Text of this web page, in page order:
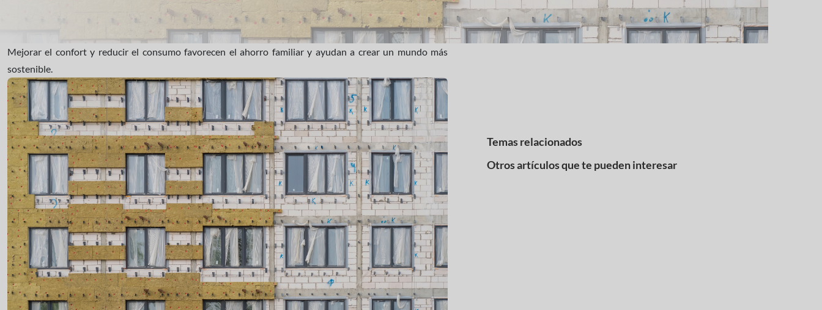
Mejorar el confort y reducir el consumo favorecen el ahorro familiar y ayudan a crear un mundo más
sostenible.
Temas relacionados
Otros artículos que te pueden interesar